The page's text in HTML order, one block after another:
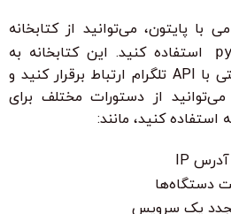
با پایتون، می‌توانید از کتابخانه
استفاده کنید. این کتابخانه به
شما امکان می‌دهد به راحتی با API تلگرام ارتباط برقرار کنید و
از دستورات مختلف برای
کنید، مانند:
دستگاه‌ها
مجدد یک سرویس